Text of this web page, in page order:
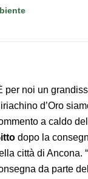
per noi un
d’Oro
a caldo
dopo la
città di Ancona.
da parte